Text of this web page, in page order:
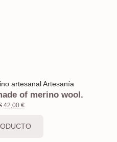
of merino wool.
42,00 €